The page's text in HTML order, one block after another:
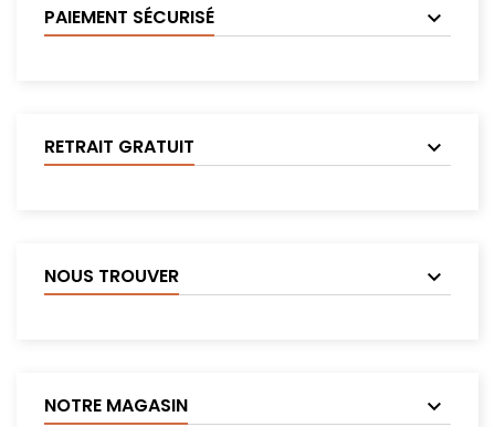
PAIEMENT SÉCURISÉ
RETRAIT GRATUIT
NOUS TROUVER
NOTRE MAGASIN